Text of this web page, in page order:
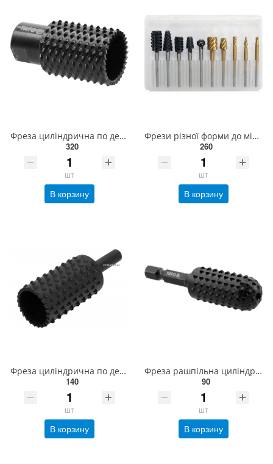
Фреза циліндрична по дереву YATO Ø= 30 мм, до КШМ з різьбов захватом М14, матеріал- вуглецева сталь
320
шт
В корзину
Фрези різної форми до мінішліфмашинок YATO, Ø= 2-16 мм, l= 40 мм з шпинделем Ø= 3,2 мм, компл. 10шт.
260
шт
В корзину
Фреза циліндрична по дереву YATO, для дрилі, Ø= 20 мм, з шпінделем Ø= 6 мм [10/120] YT-61706
140
шт
В корзину
Фреза рашпільна циліндрична по дереву YATO Ø= 16 мм, l= 65 мм, 6-гран. шпиндель 1/4" з вуглец сталі
90
шт
В корзину